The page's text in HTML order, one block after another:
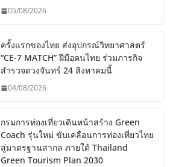
05/08/2026
ครั้งแรกของไทย ส่งอุปกรณ์วิทยาศาสตร์
“CE-7 MATCH” ฝีมือคนไทย ร่วมภารกิจ
สำรวจดวงจันทร์ 24 สิงหาคมนี้
04/08/2026
กรมการท่องเที่ยวเดินหน้าสร้าง Green
Coach รุ่นใหม่ ขับเคลื่อนการท่องเที่ยวไทย
สู่มาตรฐานสากล ภายใต้ Thailand
Green Tourism Plan 2030